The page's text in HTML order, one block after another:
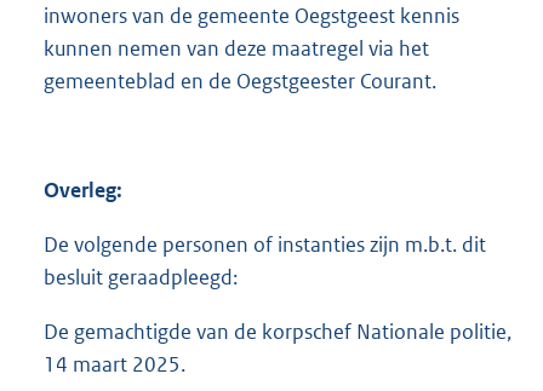
inwoners van de gemeente Oegstgeest kennis
kunnen nemen van deze maatregel via het
gemeenteblad en de Oegstgeester Courant.
Overleg:
De volgende personen of instanties zijn m.b.t. dit
besluit geraadpleegd:
De gemachtigde van de korpschef Nationale politie,
14 maart 2025.